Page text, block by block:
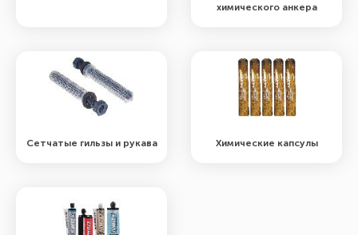
химического анкера
Сетчатые гильзы и рукава Химические капсулы